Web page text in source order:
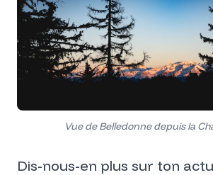
Vue de Belledonne depuis la
Dis-nous-en plus sur ton